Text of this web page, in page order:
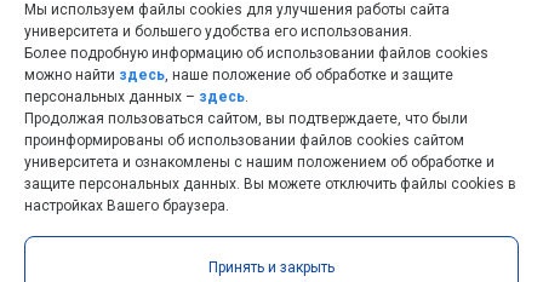
+7 (846) 267-49-99
help@ssau.ru
Самарский университет © 2026 |ssau.ru
Мы используем файлы cookies для улучшения работы сайта
университета и большего удобства его использования.
Более подробную информацию об использовании файлов cookies
можно найти здесь, наше положение об обработке и защите
персональных данных – здесь.
Продолжая пользоваться сайтом, вы подтверждаете, что были
проинформированы об использовании файлов cookies сайтом
университета и ознакомлены с нашим положением об обработке и
защите персональных данных. Вы можете отключить файлы cookies в
настройках Вашего браузера.
Принять и закрыть